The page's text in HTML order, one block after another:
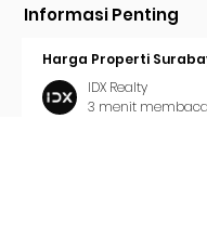
Informasi Penting
Harga Properti
IDX Realty
3 menit membaca